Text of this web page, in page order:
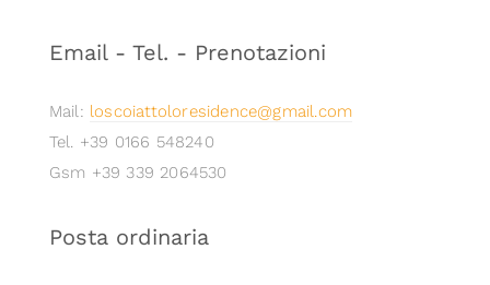
Email - Tel. - Prenotazioni
Mail: loscoiattoloresidence@gmail.com
Tel. +39 0166 548240
Gsm +39 339 2064530
Posta ordinaria